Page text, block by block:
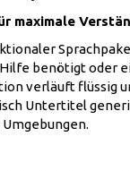
maximale
benötigt oder
verläuft flüssig
Untertitel